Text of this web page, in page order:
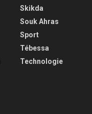
Skikda
Souk Ahras
Sport
Tébessa
Technologie